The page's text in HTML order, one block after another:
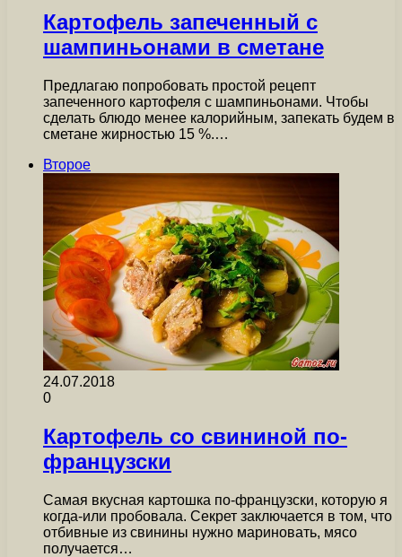
Картофель запеченный с
шампиньонами в сметане
Предлагаю попробовать простой рецепт
запеченного картофеля с шампиньонами. Чтобы
сделать блюдо менее калорийным, запекать будем в
сметане жирностью 15 %.…
Второе
24.07.2018
0
Картофель со свининой по-
французски
Самая вкусная картошка по-французски, которую я
когда-или пробовала. Секрет заключается в том, что
отбивные из свинины нужно мариновать, мясо
получается…